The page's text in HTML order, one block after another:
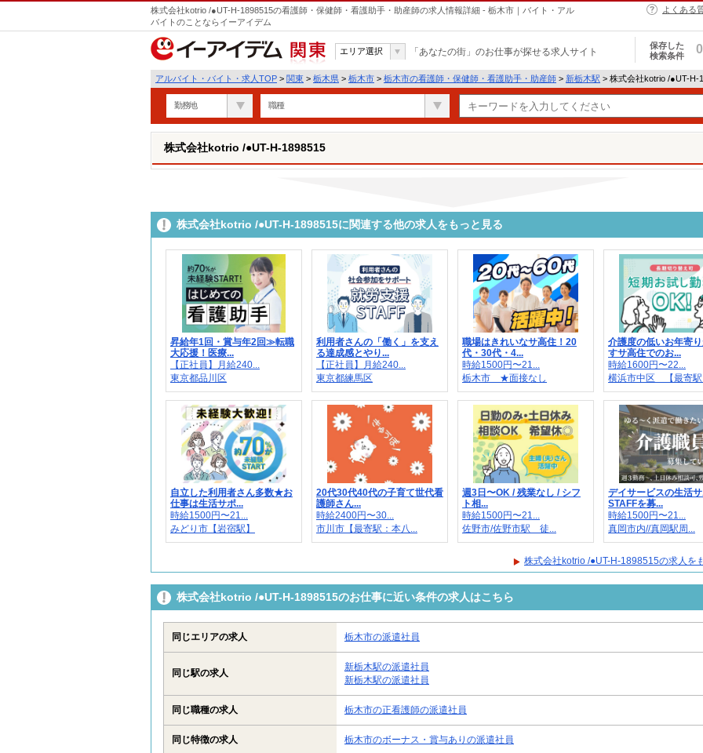
株式会社kotrio /●UT-H-1898515の看護師・保健師・看護助手・助産師の求人情報詳細 - 栃木市｜バイト・アル
バイトのことならイーアイデム
よくある
関東
エリア選択 「あなたの街」のお仕事が探せる求人サイト
保存した
検索条件
0
アルバイト・バイト・求人TOP > 関東 > 栃木県 > 栃木市 > 栃木市の看護師・保健師・看護助手・助産師 > 新栃木駅 > 株式会社kotrio /●UT-H-
勤務地 職種
株式会社kotrio /●UT-H-1898515
株式会社kotrio /●UT-H-1898515に関連する他の求人をもっと見る
昇給年1回・賞与年2回≫転職
大応援！医療...
【正社員】月給240...
東京都品川区
利用者さんの「働く」を支え
る達成感とやり...
【正社員】月給240...
東京都練馬区
職場はきれいなサ高住！20
代・30代・4...
時給1500円〜21...
栃木市 ★面接なし
介護度の低いお年寄
すサ高住でのお...
時給1600円〜22...
横浜市中区 【最寄駅
自立した利用者さん多数★お
仕事は生活サポ...
時給1500円〜21...
みどり市【岩宿駅】
20代30代40代の子育て世代看
護師さん...
時給2400円〜30...
市川市【最寄駅：本八...
週3日〜OK / 残業なし / シフ
ト相...
時給1500円〜21...
佐野市/佐野市駅 徒...
デイサービスの生活
STAFFを募...
時給1500円〜21...
真岡市内//真岡駅周...
株式会社kotrio /●UT-H-1898515の求人を
株式会社kotrio /●UT-H-1898515のお仕事に近い条件の求人はこちら
同じエリアの求人 栃木市の派遣社員
同じ駅の求人
新栃木駅の派遣社員
新栃木駅の派遣社員
同じ職種の求人 栃木市の正看護師の派遣社員
同じ特徴の求人 栃木市のボーナス・賞与ありの派遣社員